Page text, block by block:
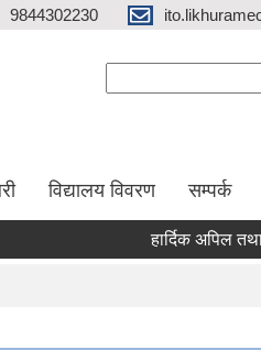
9844302230
विद्यालय विवरण सम्पर्क
हार्दिक अपिल तथा